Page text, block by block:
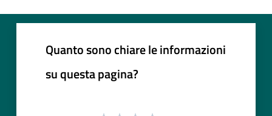
Quanto sono chiare le informazioni
su questa pagina?